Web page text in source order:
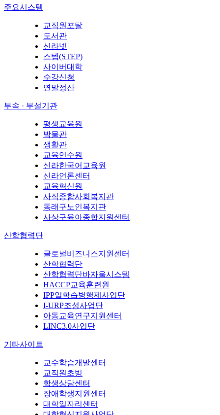
주요시스템
교직원포탈
도서관
신라넷
스텝(STEP)
사이버대학
수강신청
연말정산
부속 · 부설기관
평생교육원
박물관
생활관
교육연수원
신라한국어교육원
신라언론센터
교육혁신원
사직종합사회복지관
동래구노인복지관
사상구육아종합지원센터
산학협력단
글로벌비즈니스지원센터
산학협력단
산학협력단바자울시스템
HACCP교육훈련원
IPP일학습병행제사업단
I-URP조성사업단
아동교육연구지원센터
LINC3.0사업단
기타사이트
교수학습개발센터
교직원초빙
학생상담센터
장애학생지원센터
대학일자리센터